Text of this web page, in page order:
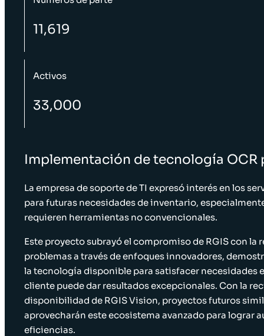
Implementación de tecnología OCR
La empresa de soporte de TI expresó interés en los
para futuras necesidades de inventario,
requieren herramientas no convencionales.
Este proyecto subrayó el compromiso de RGIS con la
problemas a través de enfoques innovadores,
la tecnología disponible para satisfacer necesidades
cliente puede dar resultados excepcionales. Con la
disponibilidad de RGIS Vision, proyectos futuros
aprovecharán este ecosistema avanzado para lograr
eficiencias.
11,619
Activos
33,000